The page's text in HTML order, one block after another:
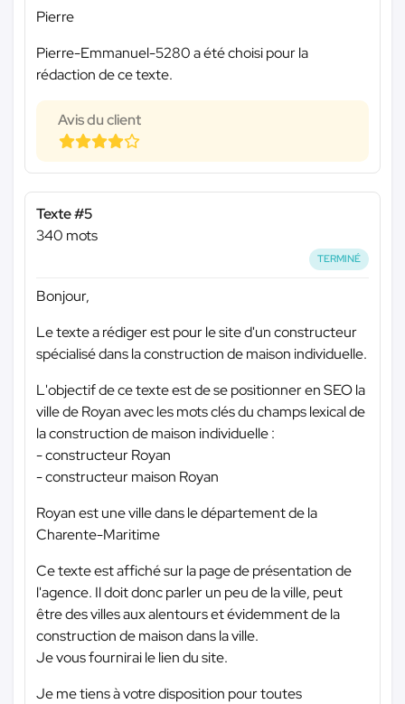
Pierre
Pierre-Emmanuel-5280 a été choisi pour la
rédaction de ce texte.
Avis du client
Texte #5
340 mots
TERMINÉ
Bonjour,
Le texte a rédiger est pour le site d'un constructeur
spécialisé dans la construction de maison individuelle.
L'objectif de ce texte est de se positionner en SEO la
ville de Royan avec les mots clés du champs lexical de
la construction de maison individuelle :
- constructeur Royan
- constructeur maison Royan
Royan est une ville dans le département de la
Charente-Maritime
Ce texte est affiché sur la page de présentation de
l'agence. Il doit donc parler un peu de la ville, peut
être des villes aux alentours et évidemment de la
construction de maison dans la ville.
Je vous fournirai le lien du site.
Je me tiens à votre disposition pour toutes